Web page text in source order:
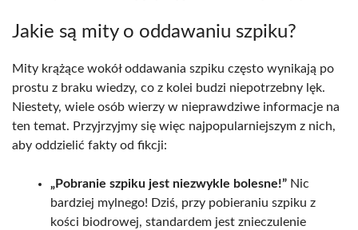
Jakie są mity o oddawaniu szpiku?
Mity krążące wokół oddawania szpiku często wynikają po
prostu z braku wiedzy, co z kolei budzi niepotrzebny lęk.
Niestety, wiele osób wierzy w nieprawdziwe informacje na
ten temat. Przyjrzyjmy się więc najpopularniejszym z nich,
aby oddzielić fakty od fikcji:
„Pobranie szpiku jest niezwykle bolesne!” Nic
bardziej mylnego! Dziś, przy pobieraniu szpiku z
kości biodrowej, standardem jest znieczulenie